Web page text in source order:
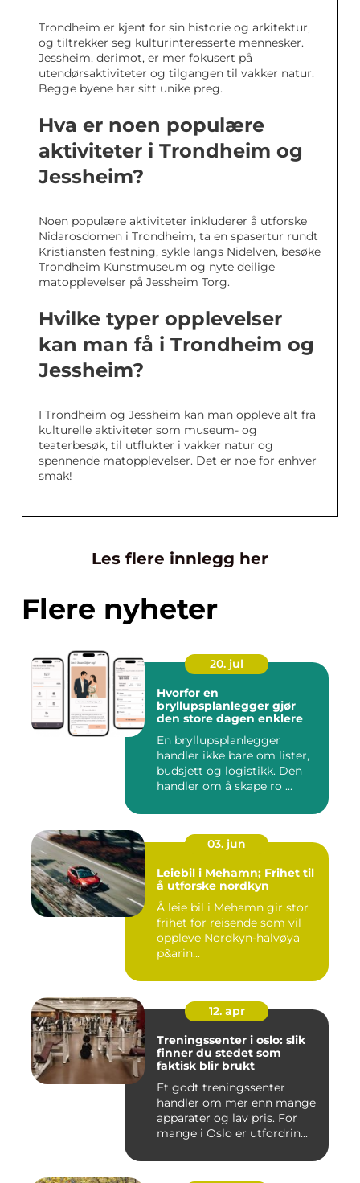
Trondheim er kjent for sin historie og arkitektur,
og tiltrekker seg kulturinteresserte mennesker.
Jessheim, derimot, er mer fokusert på
utendørsaktiviteter og tilgangen til vakker natur.
Begge byene har sitt unike preg.
Hva er noen populære
aktiviteter i Trondheim og
Jessheim?
Noen populære aktiviteter inkluderer å utforske
Nidarosdomen i Trondheim, ta en spasertur rundt
Kristiansten festning, sykle langs Nidelven, besøke
Trondheim Kunstmuseum og nyte deilige
matopplevelser på Jessheim Torg.
Hvilke typer opplevelser
kan man få i Trondheim og
Jessheim?
I Trondheim og Jessheim kan man oppleve alt fra
kulturelle aktiviteter som museum- og
teaterbesøk, til utflukter i vakker natur og
spennende matopplevelser. Det er noe for enhver
smak!
Les flere innlegg her
Flere nyheter
20. jul
Hvorfor en
bryllupsplanlegger gjør
den store dagen enklere
En bryllupsplanlegger
handler ikke bare om lister,
budsjett og logistikk. Den
handler om å skape ro ...
03. jun
Leiebil i Mehamn; Frihet til
å utforske nordkyn
Å leie bil i Mehamn gir stor
frihet for reisende som vil
oppleve Nordkyn-halvøya
p&arin...
12. apr
Treningssenter i oslo: slik
finner du stedet som
faktisk blir brukt
Et godt treningssenter
handler om mer enn mange
apparater og lav pris. For
mange i Oslo er utfordrin...